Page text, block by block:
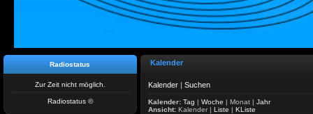
Radiostatus
Zur Zeit nicht möglich.
Radiostatus ©
Kalender
Kalender | Suchen
Kalender: Tag | Woche | Monat | Jahr
Ansicht: Kalender| Liste | KListe